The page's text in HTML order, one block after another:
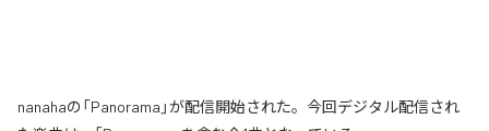
nanahaの「Panorama」が配信開始された。今回デジタル配信され